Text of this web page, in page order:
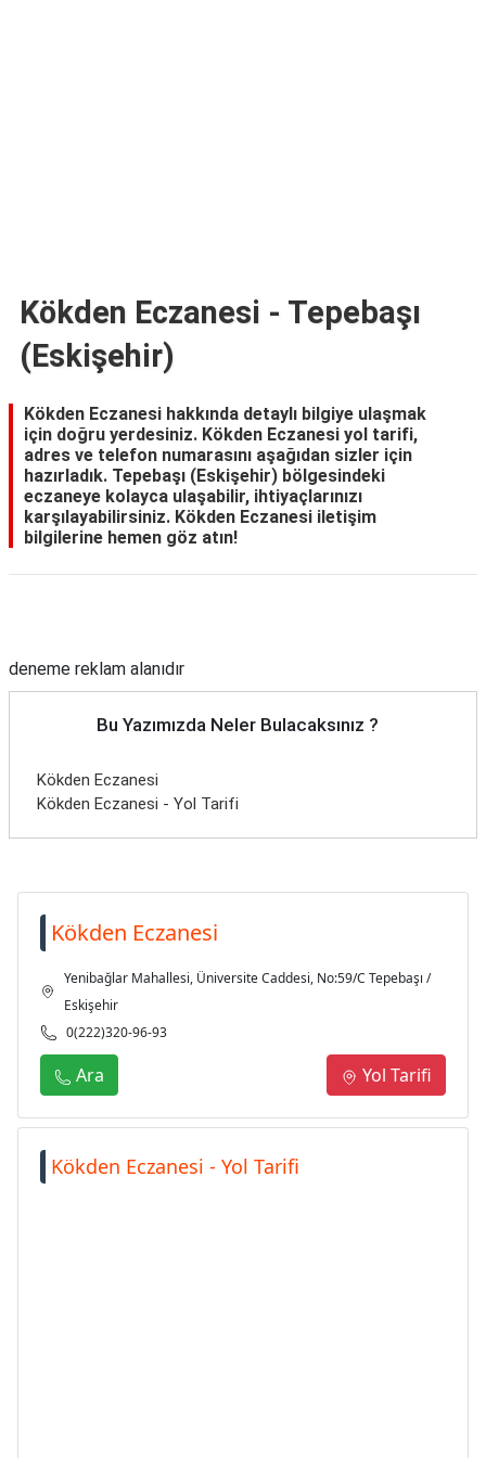
Kökden Eczanesi - Tepebaşı
(Eskişehir)
Kökden Eczanesi hakkında detaylı bilgiye ulaşmak
için doğru yerdesiniz. Kökden Eczanesi yol tarifi,
adres ve telefon numarasını aşağıdan sizler için
hazırladık. Tepebaşı (Eskişehir) bölgesindeki
eczaneye kolayca ulaşabilir, ihtiyaçlarınızı
karşılayabilirsiniz. Kökden Eczanesi iletişim
bilgilerine hemen göz atın!
deneme reklam alanıdır
Bu Yazımızda Neler Bulacaksınız ?
Kökden Eczanesi
Kökden Eczanesi - Yol Tarifi
Kökden Eczanesi
Yenibağlar Mahallesi, Üniversite Caddesi, No:59/C Tepebaşı /
Eskişehir
0(222)320-96-93
Ara Yol Tarifi
Kökden Eczanesi - Yol Tarifi